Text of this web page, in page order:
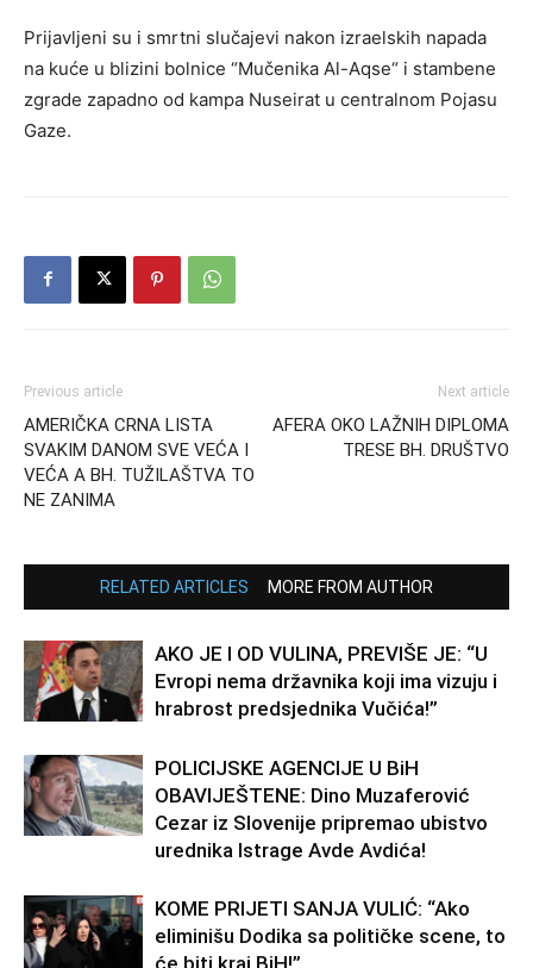
Prijavljeni su i smrtni slučajevi nakon izraelskih napada
na kuće u blizini bolnice “Mučenika Al-Aqse“ i stambene
zgrade zapadno od kampa Nuseirat u centralnom Pojasu
Gaze.
Previous article
AMERIČKA CRNA LISTA
SVAKIM DANOM SVE VEĆA I
VEĆA A BH. TUŽILAŠTVA TO
NE ZANIMA
Next article
AFERA OKO LAŽNIH DIPLOMA
TRESE BH. DRUŠTVO
RELATED ARTICLES MORE FROM AUTHOR
AKO JE I OD VULINA, PREVIŠE JE: “U
Evropi nema državnika koji ima vizuju i
hrabrost predsjednika Vučića!”
POLICIJSKE AGENCIJE U BiH
OBAVIJEŠTENE: Dino Muzaferović
Cezar iz Slovenije pripremao ubistvo
urednika Istrage Avde Avdića!
KOME PRIJETI SANJA VULIĆ: “Ako
eliminišu Dodika sa političke scene, to
će biti kraj BiH!”